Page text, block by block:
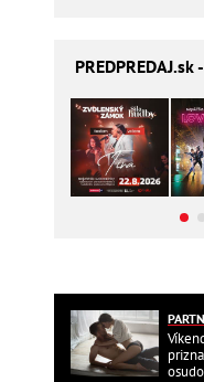
PREDPREDAJ.sk